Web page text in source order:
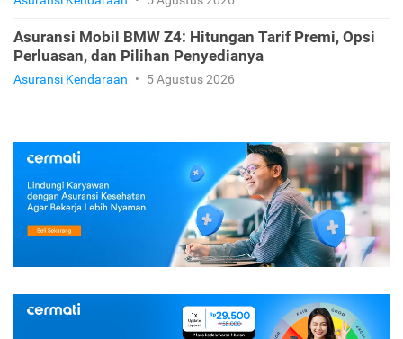
Asuransi Mobil BMW Z4: Hitungan Tarif Premi, Opsi
Perluasan, dan Pilihan Penyedianya
Asuransi Kendaraan • 5 Agustus 2026